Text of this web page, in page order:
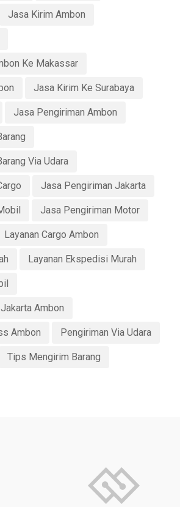
Jasa Kirim Ambon
Ke Makassar
Jasa Kirim Ke Surabaya
Jasa Pengiriman Ambon
Via Udara
Jasa Pengiriman Jakarta
Jasa Pengiriman Motor
Layanan Cargo Ambon
Layanan Ekspedisi Murah
Ambon
Ambon Pengiriman Via Udara
Tips Mengirim Barang